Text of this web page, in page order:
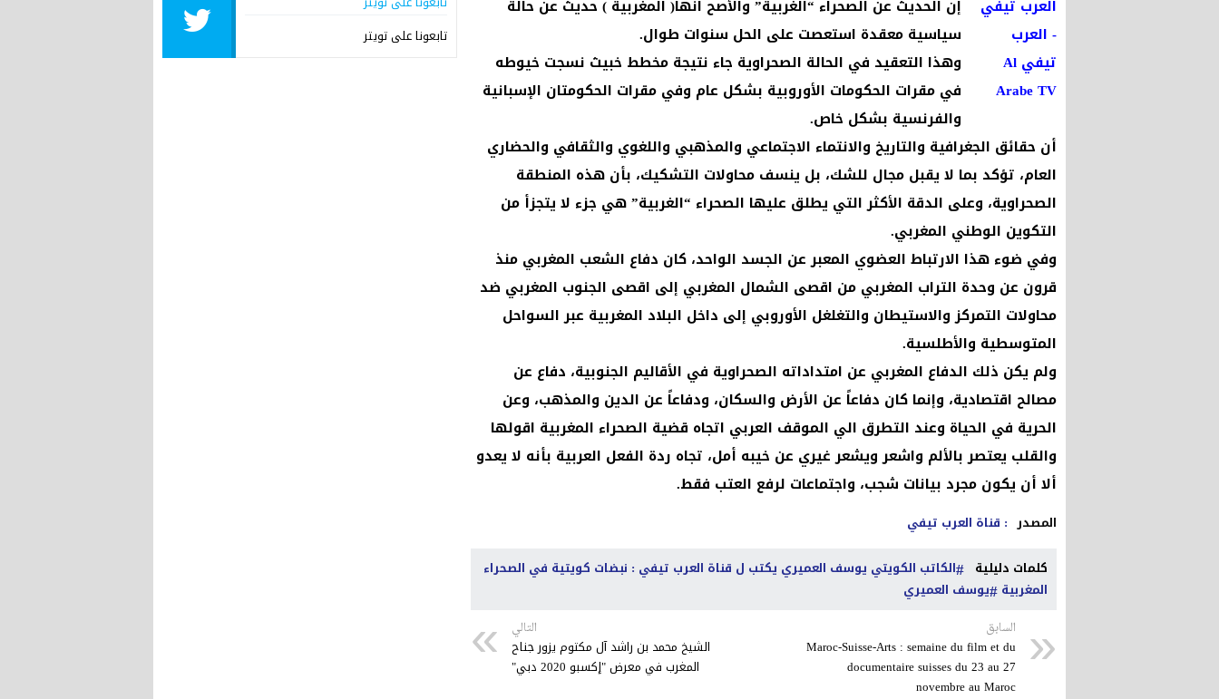
إن الحديث عن الصحراء “الغربية” والأصح انها( المغربية ) حديث عن حالة
سياسية معقدة استعصت على الحل سنوات طوال.
وهذا التعقيد في الحالة الصحراوية جاء نتيجة مخطط خبيث نسجت خيوطه
في مقرات الحكومات الأوروبية بشكل عام وفي مقرات الحكومتان الإسبانية
والفرنسية بشكل خاص.
أن حقائق الجغرافية والتاريخ والانتماء الاجتماعي والمذهبي واللغوي والثقافي والحضاري
العام، تؤكد بما لا يقبل مجال للشك، بل ينسف محاولات التشكيك، بأن هذه المنطقة
الصحراوية، وعلى الدقة الأكثر التي يطلق عليها الصحراء “الغربية” هي جزء لا يتجزأ من
التكوين الوطني المغربي.
وفي ضوء هذا الارتباط العضوي المعبر عن الجسد الواحد، كان دفاع الشعب المغربي منذ
قرون عن وحدة التراب المغربي من اقصى الشمال المغربي إلى اقصى الجنوب المغربي ضد
محاولات التمركز والاستيطان والتغلغل الأوروبي إلى داخل البلاد المغربية عبر السواحل
المتوسطية والأطلسية.
ولم يكن ذلك الدفاع المغربي عن امتداداته الصحراوية في الأقاليم الجنوبية، دفاع عن
مصالح اقتصادية، وإنما كان دفاعاً عن الأرض والسكان، ودفاعاً عن الدين والمذهب، وعن
الحرية في الحياة وعند التطرق الي الموقف العربي اتجاه قضية الصحراء المغربية اقولها
والقلب يعتصر بالألم واشعر ويشعر غيري عن خيبه أمل، تجاه ردة الفعل العربية بأنه لا يعدو
ألا أن يكون مجرد بيانات شجب، واجتماعات لرفع العتب فقط.
المصدر : قناة العرب تيفي
كلمات دليلية
الكاتب الكويتي يوسف العميري يكتب ل قناة العرب تيفي : نبضات كويتية في الصحراء
المغربية يوسف العميري
السابق
Maroc-Suisse-Arts : semaine du film et du
documentaire suisses du 23 au 27
novembre au Maroc
التالي
الشيخ محمد بن راشد آل مكتوم يزور جناح
المغرب في معرض "إكسبو 2020 دبي"
تابعونا على تويتر